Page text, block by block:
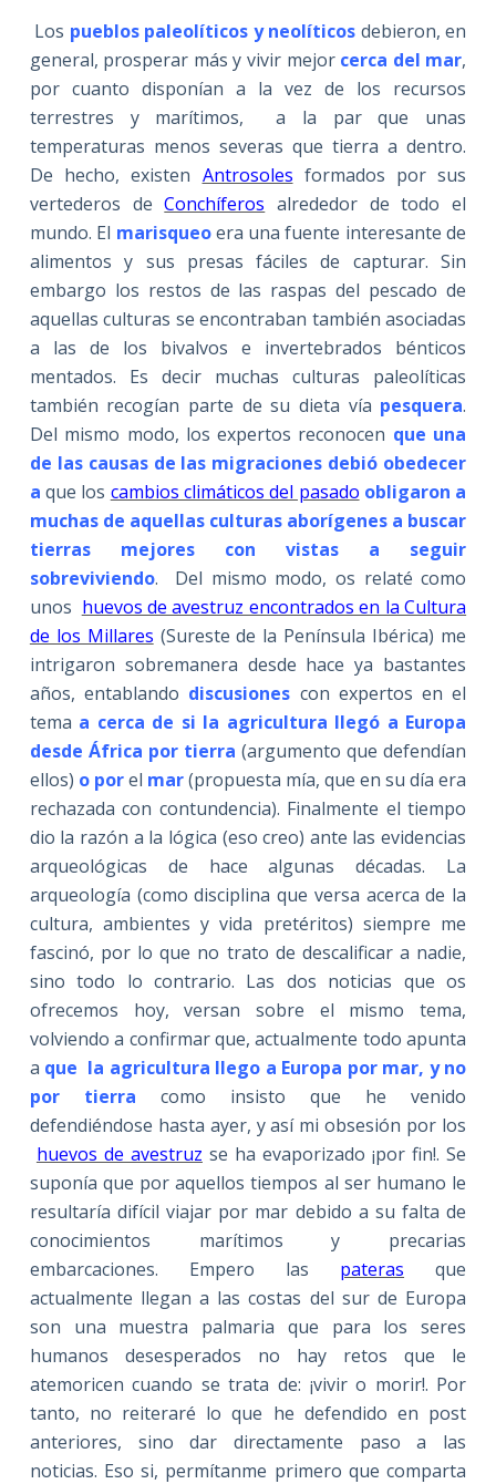
Los pueblos paleolíticos y neolíticos debieron, en
general, prosperar más y vivir mejor cerca del mar,
por cuanto disponían a la vez de los recursos
terrestres y marítimos, a la par que unas
temperaturas menos severas que tierra a dentro.
De hecho, existen Antrosoles formados por sus
vertederos deConchíferos alrededor de todo el
mundo. El marisqueo era una fuente interesante de
alimentos y sus presas fáciles de capturar. Sin
embargo los restos de las raspas del pescado de
aquellas culturas se encontraban también asociadas
a las de los bivalvos e invertebrados bénticos
mentados. Es decir muchas culturas paleolíticas
también recogían parte de su dieta vía pesquera.
Del mismo modo, los expertos reconocen que una
de las causas de las migraciones debió obedecer
a que los cambios climáticos del pasado obligaron a
muchas de aquellas culturas aborígenes a buscar
tierras mejores con vistas a seguir
sobreviviendo. Del mismo modo, os relaté como
unos huevos de avestruz encontrados en la Cultura
de los Millares (Sureste de la Península Ibérica) me
intrigaron sobremanera desde hace ya bastantes
años, entablando discusiones con expertos en el
tema a cerca de si la agricultura llegó a Europa
desde África por tierra (argumento que defendían
ellos) o porel mar(propuesta mía, que en su día era
rechazada con contundencia). Finalmente el tiempo
dio la razón a la lógica (eso creo) ante las evidencias
arqueológicas de hace algunas décadas. La
arqueología (como disciplina que versa acerca de la
cultura, ambientes y vida pretéritos) siempre me
fascinó, por lo que no trato de descalificar a nadie,
sino todo lo contrario. Las dos noticias que os
ofrecemos hoy, versan sobre el mismo tema,
volviendo a confirmar que, actualmente todo apunta
a que la agricultura llego a Europa por mar, y no
por tierra
como insisto que he venido
defendiéndose hasta ayer, y así mi obsesión por los
huevos de avestruz se ha evaporizado ¡por fin!. Se
suponía que por aquellos tiempos al ser humano le
resultaría difícil viajar por mar debido a su falta de
conocimientos marítimos y precarias
embarcaciones. Empero las pateras que
actualmente llegan a las costas del sur de Europa
son una muestra palmaria que para los seres
humanos desesperados no hay retos que le
atemoricen cuando se trata de: ¡vivir o morir!. Por
tanto, no reiteraré lo que he defendido en post
anteriores, sino dar directamente paso a las
noticias. Eso si, permítanme primero que comparta